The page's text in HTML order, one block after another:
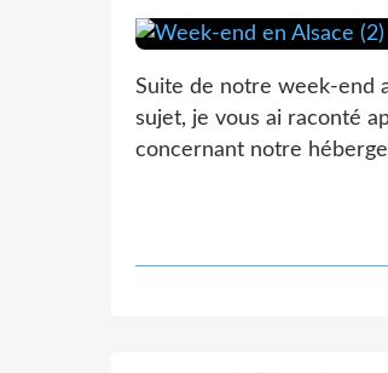
Suite de notre week-end
sujet, je vous ai raconté
concernant notre